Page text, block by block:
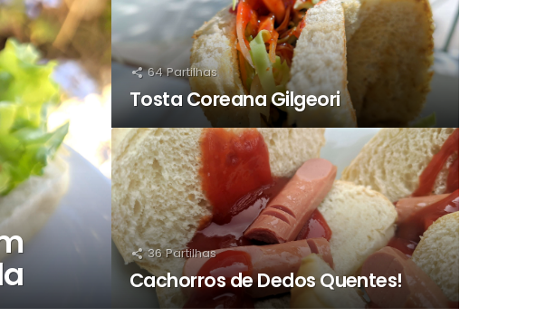
64 Partilhas
Tosta Coreana Gilgeori
36 Partilhas
Cachorros de Dedos Quentes!